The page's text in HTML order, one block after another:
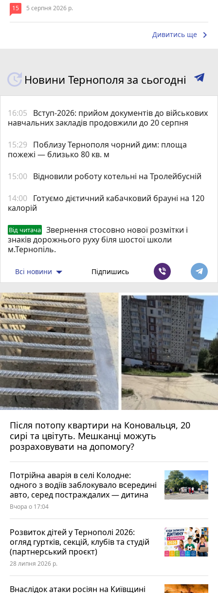
15 5 серпня 2026 р.
Дивитись ще keyboard_arrow_right
Новини Тернополя за сьогодні
16:05
Вступ-2026: прийом документів до військових
навчальних закладів продовжили до 20 серпня
15:29
Поблизу Тернополя чорний дим: площа
пожежі — близько 80 кв. м
15:00 Відновили роботу котельні на Тролейбусній
14:00 Готуємо дієтичний кабачковий брауні на 120
калорій
Від читача
Звернення стосовно нової розмітки і
знаків дорожнього руху біля шостої школи
м.Тернопіль.
Всі новини Підпишись
Після потопу квартири на Коновальця, 20
сирі та цвітуть. Мешканці можуть
розраховувати на допомогу?
Потрійна аварія в селі Колодне:
одного з водіїв заблокувало всередині
авто, серед постраждалих — дитина
Вчора о 17:04
Розвиток дітей у Тернополі 2026:
огляд гуртків, секцій, клубів та студій
(партнерський проєкт)
28 липня 2026 р.
Внаслідок атаки росіян на Київщині